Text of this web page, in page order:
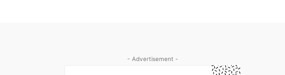
- Advertisement -